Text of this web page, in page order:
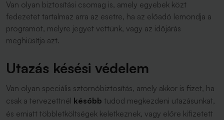
Van olyan biztosítási csomag is, amely egyebek közt
fedezetet tartalmaz arra az esetre, ha az előadó lemondja a
programot, melyre jegyet vettünk, vagy az időjárás
meghiúsítja azt.
Utazás késési védelem
Van olyan speciális sztornóbiztosítás, amely akkor is fizet, ha
csak a tervezettnél később tudod megkezdeni utazásunkat,
és emiatt többletköltségek keletkeznek, vagy előre kifizetett